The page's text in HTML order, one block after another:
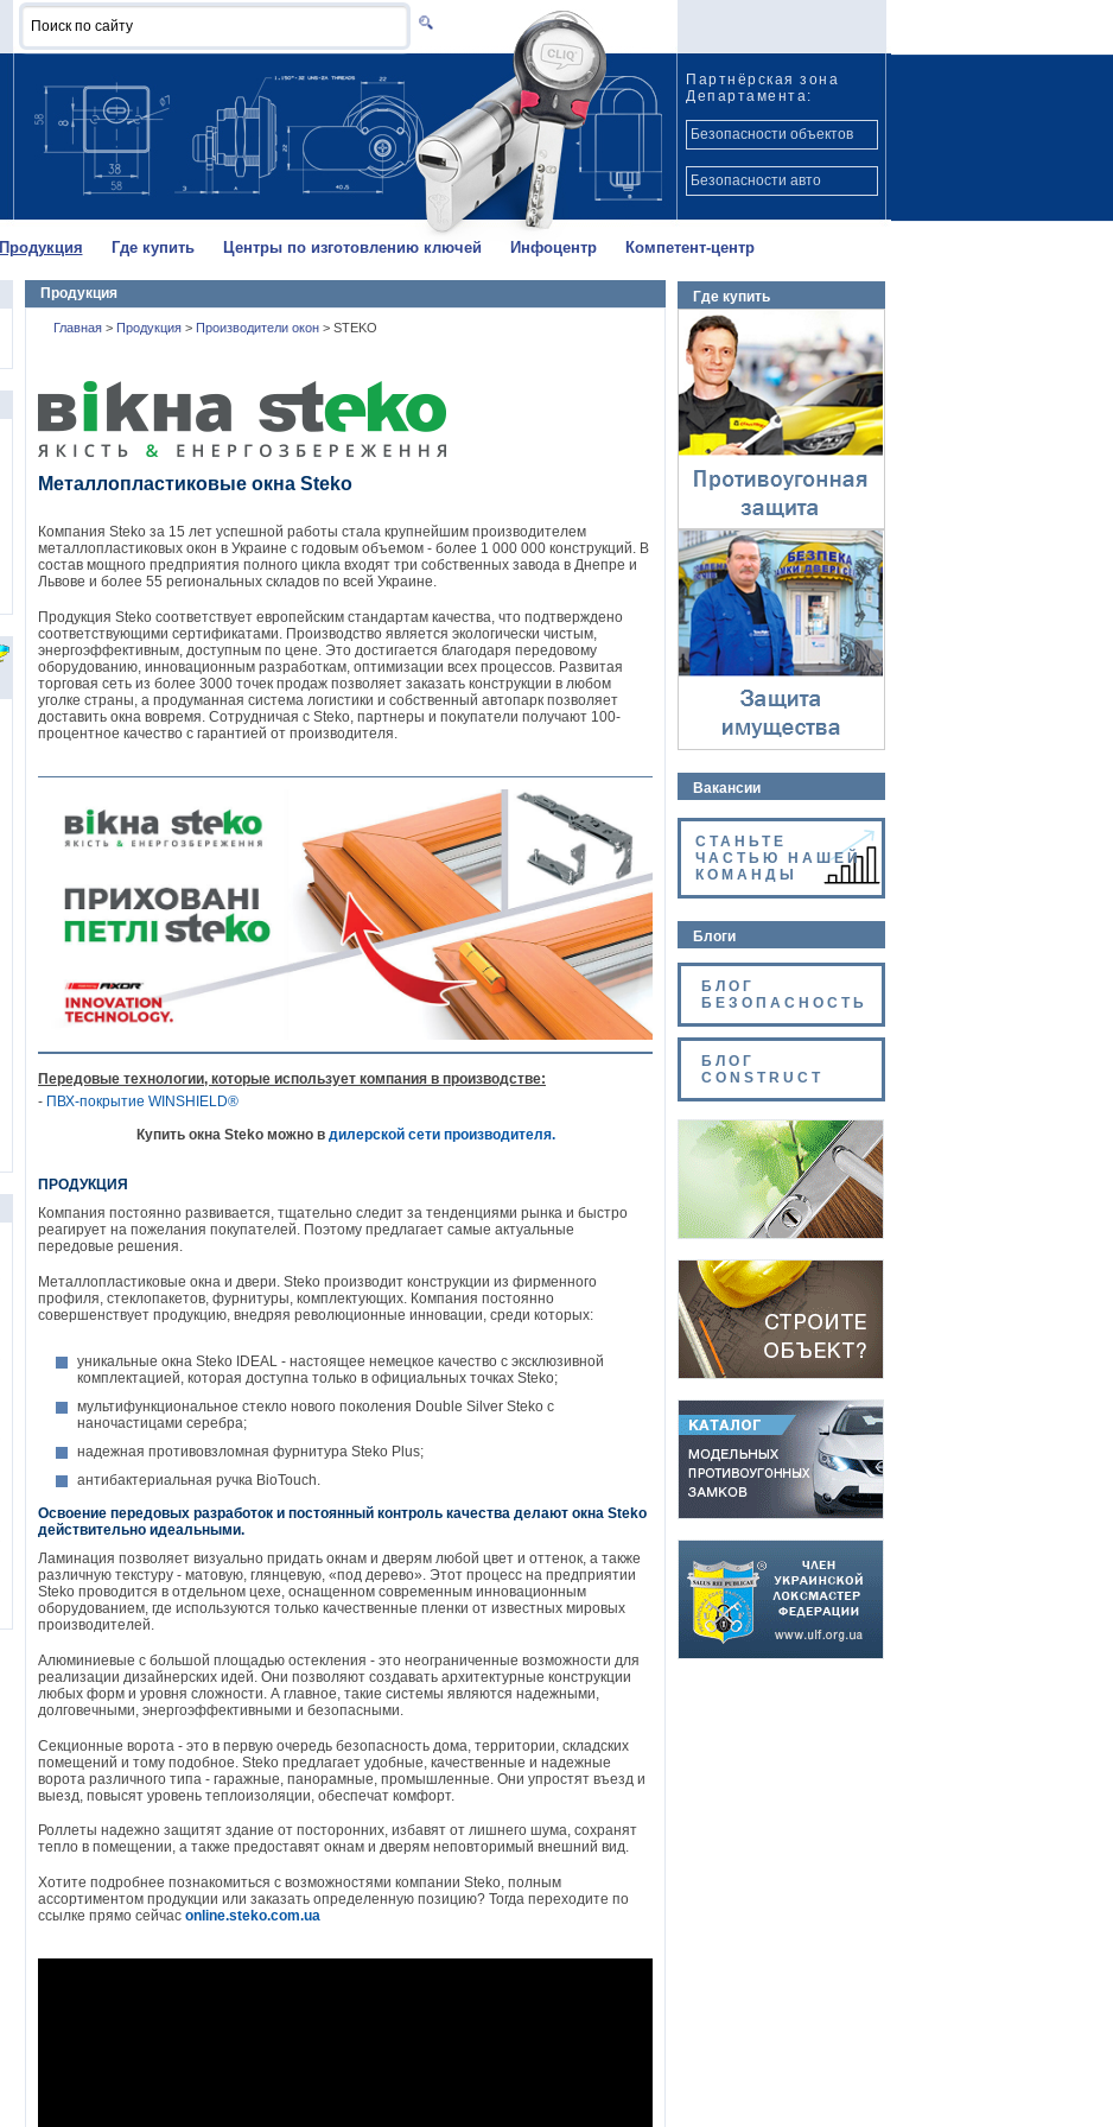
Партнёрская зона
Департамента:
Безопасности объектов
Безопасности авто
Продукция Где купить Центры по изготовлению ключей Инфоцентр Компетент-центр
Продукция
Главная > Продукция > Производители окон > STEKO
Металлопластиковые окна Steko
Компания Steko за 15 лет успешной работы стала крупнейшим производителем
металлопластиковых окон в Украине с годовым объемом - более 1 000 000 конструкций. В
состав мощного предприятия полного цикла входят три собственных завода в Днепре и
Львове и более 55 региональных складов по всей Украине.
Продукция Steko соответствует европейским стандартам качества, что подтверждено
соответствующими сертификатами. Производство является экологически чистым,
энергоэффективным, доступным по цене. Это достигается благодаря передовому
оборудованию, инновационным разработкам, оптимизации всех процессов. Развитая
торговая сеть из более 3000 точек продаж позволяет заказать конструкции в любом
уголке страны, а продуманная система логистики и собственный автопарк позволяет
доставить окна вовремя. Сотрудничая с Steko, партнеры и покупатели получают 100-
процентное качество с гарантией от производителя.
Передовые технологии, которые использует компания в производстве:
- ПВХ-покрытие WINSHIELD®
Купить окна Steko можно в дилерской сети производителя.
ПРОДУКЦИЯ
Компания постоянно развивается, тщательно следит за тенденциями рынка и быстро
реагирует на пожелания покупателей. Поэтому предлагает самые актуальные
передовые решения.
Металлопластиковые окна и двери. Steko производит конструкции из фирменного
профиля, стеклопакетов, фурнитуры, комплектующих. Компания постоянно
совершенствует продукцию, внедряя революционные инновации, среди которых:
уникальные окна Steko IDEAL - настоящее немецкое качество с эксклюзивной
комплектацией, которая доступна только в официальных точках Steko;
мультифункциональное стекло нового поколения Double Silver Steko с
наночастицами серебра;
надежная противовзломная фурнитура Steko Plus;
антибактериальная ручка BioTouch.
Освоение передовых разработок и постоянный контроль качества делают окна Steko
действительно идеальными.
Ламинация позволяет визуально придать окнам и дверям любой цвет и оттенок, а также
различную текстуру - матовую, глянцевую, «под дерево». Этот процесс на предприятии
Steko проводится в отдельном цехе, оснащенном современным инновационным
оборудованием, где используются только качественные пленки от известных мировых
производителей.
Алюминиевые с большой площадью остекления - это неограниченные возможности для
реализации дизайнерских идей. Они позволяют создавать архитектурные конструкции
любых форм и уровня сложности. А главное, такие системы являются надежными,
долговечными, энергоэффективными и безопасными.
Секционные ворота - это в первую очередь безопасность дома, территории, складских
помещений и тому подобное. Steko предлагает удобные, качественные и надежные
ворота различного типа - гаражные, панорамные, промышленные. Они упростят въезд и
выезд, повысят уровень теплоизоляции, обеспечат комфорт.
Роллеты надежно защитят здание от посторонних, избавят от лишнего шума, сохранят
тепло в помещении, а также предоставят окнам и дверям неповторимый внешний вид.
Хотите подробнее познакомиться с возможностями компании Steko, полным
ассортиментом продукции или заказать определенную позицию? Тогда переходите по
ссылке прямо сейчас online.steko.com.ua
Где купить
Противоугонная
защита
⇓
Защита имущества
⇓
Вакансии
СТАНЬТЕ
ЧАСТЬЮ НАШЕЙ
КОМАНДЫ
Блоги
БЛОГ
БЕЗОПАСНОСТЬ
БЛОГ
CONSTRUCT